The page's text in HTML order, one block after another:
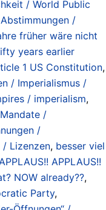
/ World Public
Abstimmungen /
früher wäre nicht
years earlier
1 US Constitution,
/ Imperialismus /
/ imperialism,
/
/
Lizenzen, besser viel
APPLAUS!!
NOW already??,
Party,